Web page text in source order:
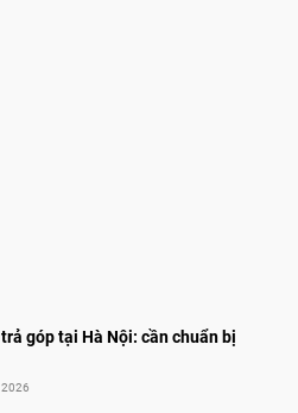
góp tại Hà Nội: cần chuẩn bị
2026